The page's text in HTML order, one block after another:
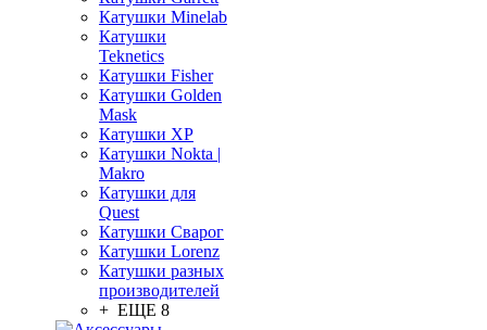
Катушки Minelab
Катушки
Teknetics
Катушки Fisher
Катушки Golden
Mask
Катушки XP
Катушки Nokta |
Makro
Катушки для
Quest
Катушки Сварог
Катушки Lorenz
Катушки разных
производителей
+ ЕЩЕ 8